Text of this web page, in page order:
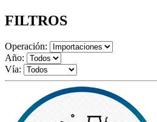
FILTROS
Operación:
Año:
Vía: